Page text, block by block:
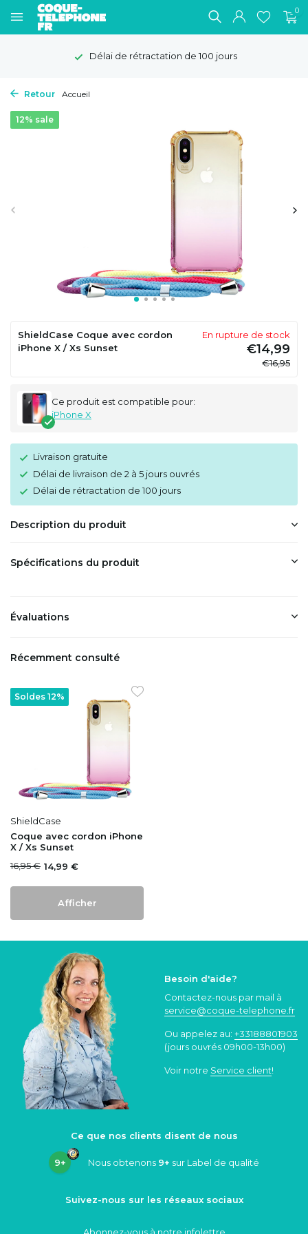
0
Délai de rétractation de 100 jours
Retour Accueil
12% sale
ShieldCase Coque avec cordon
iPhone X / Xs Sunset
En rupture de stock
€14,99
€16,95
Ce produit est compatible pour:
iPhone X
Livraison gratuite
Délai de livraison de 2 à 5 jours ouvrés
Délai de rétractation de 100 jours
Description du produit
Spécifications du produit
Évaluations
Récemment consulté
Soldes 12%
ShieldCase
Coque avec cordon iPhone
X / Xs Sunset
16,95 € 14,99 €
Afficher
Besoin d'aide?
Contactez-nous par mail à
service@coque-telephone.fr
Ou appelez au: +33188801903
(jours ouvrés 09h00-13h00)
Voir notre Service client!
Ce que nos clients disent de nous
9+ Nous obtenons 9+ sur Label de qualité
Suivez-nous sur les réseaux sociaux